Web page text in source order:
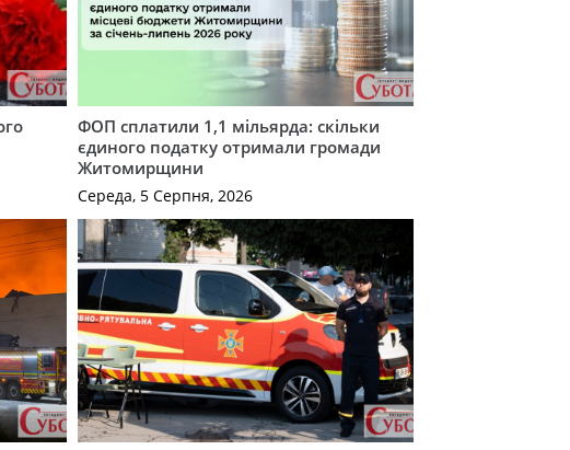
ФОП сплатили 1,1 мільярда: скільки
єдиного податку отримали громади
Житомирщини
Середа, 5 Серпня, 2026